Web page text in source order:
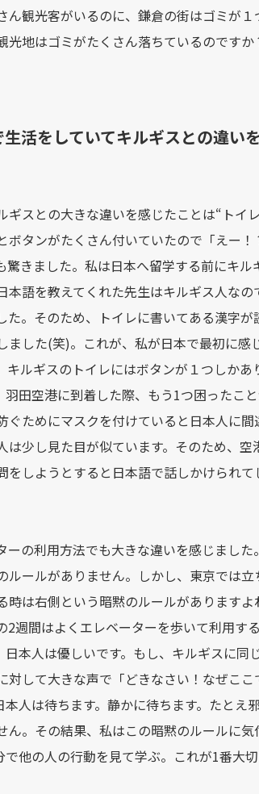
ん観光客がいるのに、鎌倉の街はゴミが
光地はゴミがたくさん落ちているのです
活をしていてキルギスとの違い
スとの大きな違いを感じたことは“トイ
ボタンがたくさん付いていたので「えー
驚きました。私は日本へ留学する前にキ
本語を教えてくれた先生はキルギス人な
た。そのため、トイレに書いてある漢字
ました(笑)。これが、私が日本で最初に感
キルギスのトイレにはボタンが１つしか
田空港に到着した際、もう1つ困ったこと
ぐためにマスクを付けていると日本人に間
は少し見た目が似ています。そのため、
をしようとすると日本語で話しかけられ
ーの利用方法でも大きな違いを感じました
ルールがありません。しかし、東京では
時は右側という暗黙のルールがあります
2週間はよくエレベーターを歩いて利用す
本人は優しいです。もし、キルギスに同
対して大きな声で「どきなさい！なぜこ
人は待ちます。静かに待ちます。たとえ
ん。その結果、私はこの暗黙のルールに
他の人の行動を見て学ぶ。これが1番大切